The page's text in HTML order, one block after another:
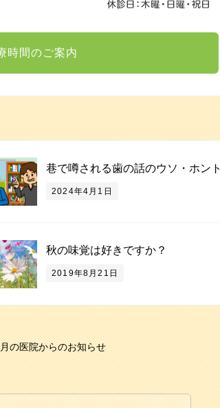
時間のご案内
巷で噂される歯の話のウソ・ホント
2024年4月1日
秋の味覚は好きですか？
2019年8月21日
の医院からのお知らせ